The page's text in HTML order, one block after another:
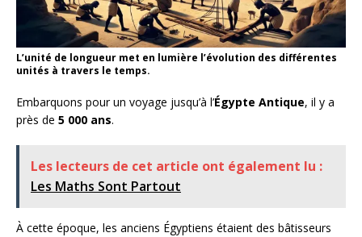
L’unité de longueur met en lumière l’évolution des différentes
unités à travers le temps.
Embarquons pour un voyage jusqu’à l’Égypte Antique, il y a
près de 5 000 ans.
Les lecteurs de cet article ont également lu :
Les Maths Sont Partout
À cette époque, les anciens Égyptiens étaient des bâtisseurs